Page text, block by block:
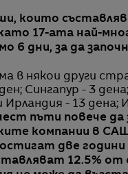
които
като 17-ата най-
6 дни, за да
в някои други
Сингапур - 3
- 13 дена;
пъти повече
компании в
две години
12.5%